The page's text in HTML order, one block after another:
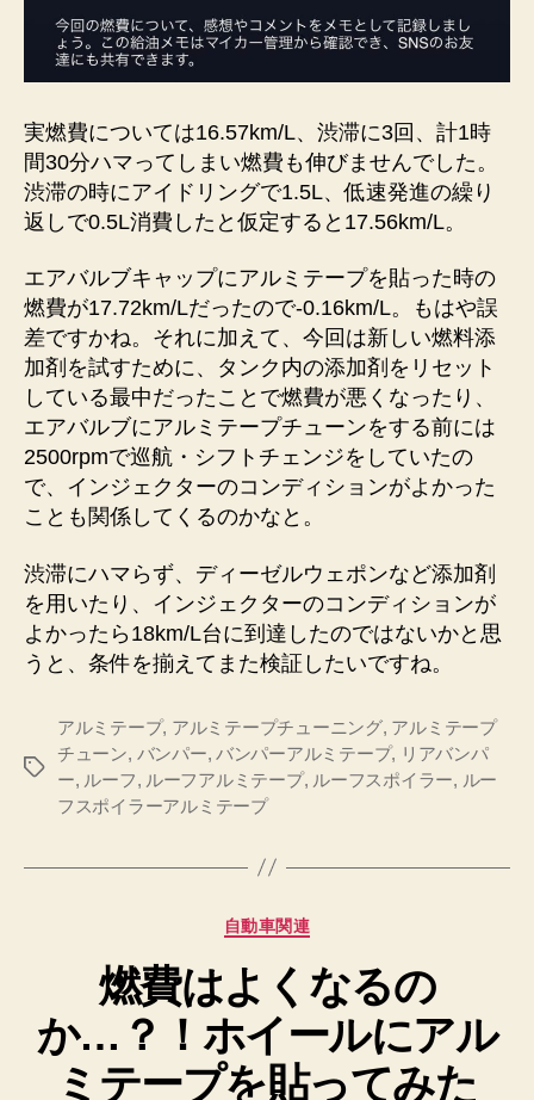
実燃費については16.57km/L、渋滞に3回、計1時
間30分ハマってしまい燃費も伸びませんでした。
渋滞の時にアイドリングで1.5L、低速発進の繰り
返しで0.5L消費したと仮定すると17.56km/L。
エアバルブキャップにアルミテープを貼った時の
燃費が17.72km/Lだったので-0.16km/L。もはや誤
差ですかね。それに加えて、今回は新しい燃料添
加剤を試すために、タンク内の添加剤をリセット
している最中だったことで燃費が悪くなったり、
エアバルブにアルミテープチューンをする前には
2500rpmで巡航・シフトチェンジをしていたの
で、インジェクターのコンディションがよかった
ことも関係してくるのかなと。
渋滞にハマらず、ディーゼルウェポンなど添加剤
を用いたり、インジェクターのコンディションが
よかったら18km/L台に到達したのではないかと思
うと、条件を揃えてまた検証したいですね。
タ
アルミテープ, アルミテープチューニング, アルミテープ
チューン, バンパー, バンパーアルミテープ, リアバンパ
ー, ルーフ, ルーフアルミテープ, ルーフスポイラー, ルー
フスポイラーアルミテープ
カ
ゴ
リ
ー
自動車関連
燃費はよくなるの
か…？！ホイールにアル
ミテープを貼ってみた